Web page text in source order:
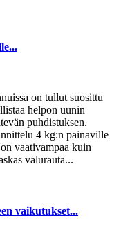
on tullut suosittu
helpon uunin
puhdistuksen.
4 kg:n painaville
vaativampaa kuin
valurauta...
vaikutukset...